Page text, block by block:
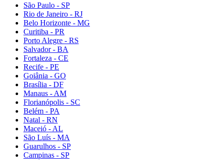
São Paulo - SP
Rio de Janeiro - RJ
Belo Horizonte - MG
Curitiba - PR
Porto Alegre - RS
Salvador - BA
Fortaleza - CE
Recife - PE
Goiânia - GO
Brasília - DF
Manaus - AM
Florianópolis - SC
Belém - PA
Natal - RN
Maceió - AL
São Luís - MA
Guarulhos - SP
Campinas - SP